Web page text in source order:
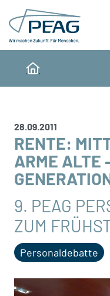
Direkt zu den Inhalten
Home
28.09.2011
RENTE:
ARME ALTE
9. PEAG
ZUM
Personaldebatte